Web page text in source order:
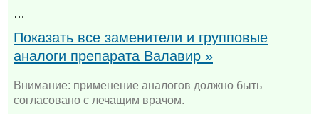
…
Показать все заменители и групповые
аналоги препарата Валавир »
Внимание: применение аналогов должно быть
согласовано с лечащим врачом.